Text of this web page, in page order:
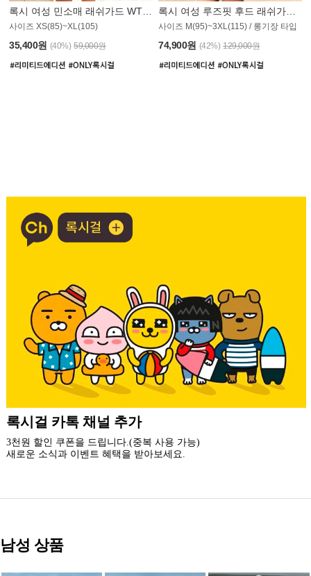
사이즈 XS(85)~XL(105)
35,400원 (40%) 59,000원
사이즈 M(95)~3XL(115) / 롱기장 타입
74,900원 (42%) 129,000원
더 가까운 쇼핑, 록시걸 모바일 앱
빠른쇼핑! 간편결제! 모바일에 딱 맞춘 쇼핑 앱
지금 설치하고 추가 할인 받아 가세요.
남성 상품